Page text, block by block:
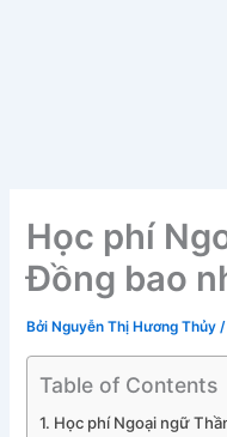
Học phí
Đồng bao
Bởi Nguyễn Thị Hương Thủy
Table of Contents
Học phí Ngoại ngữ